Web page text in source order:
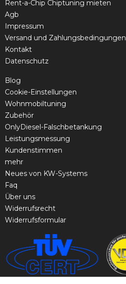
Rent-a-Chip Chiptuning mieten
Agb
Impressum
Versand und Zahlungsbedingungen
Kontakt
Datenschutz
Blog
Cookie-Einstellungen
Wohnmobiltuning
Zubehör
OnlyDiesel-Falschbetankung
Leistungsmessung
Kundenstimmen
mehr
Neues von KW-Systems
Faq
Über uns
Widerrufsrecht
Widerrufsformular